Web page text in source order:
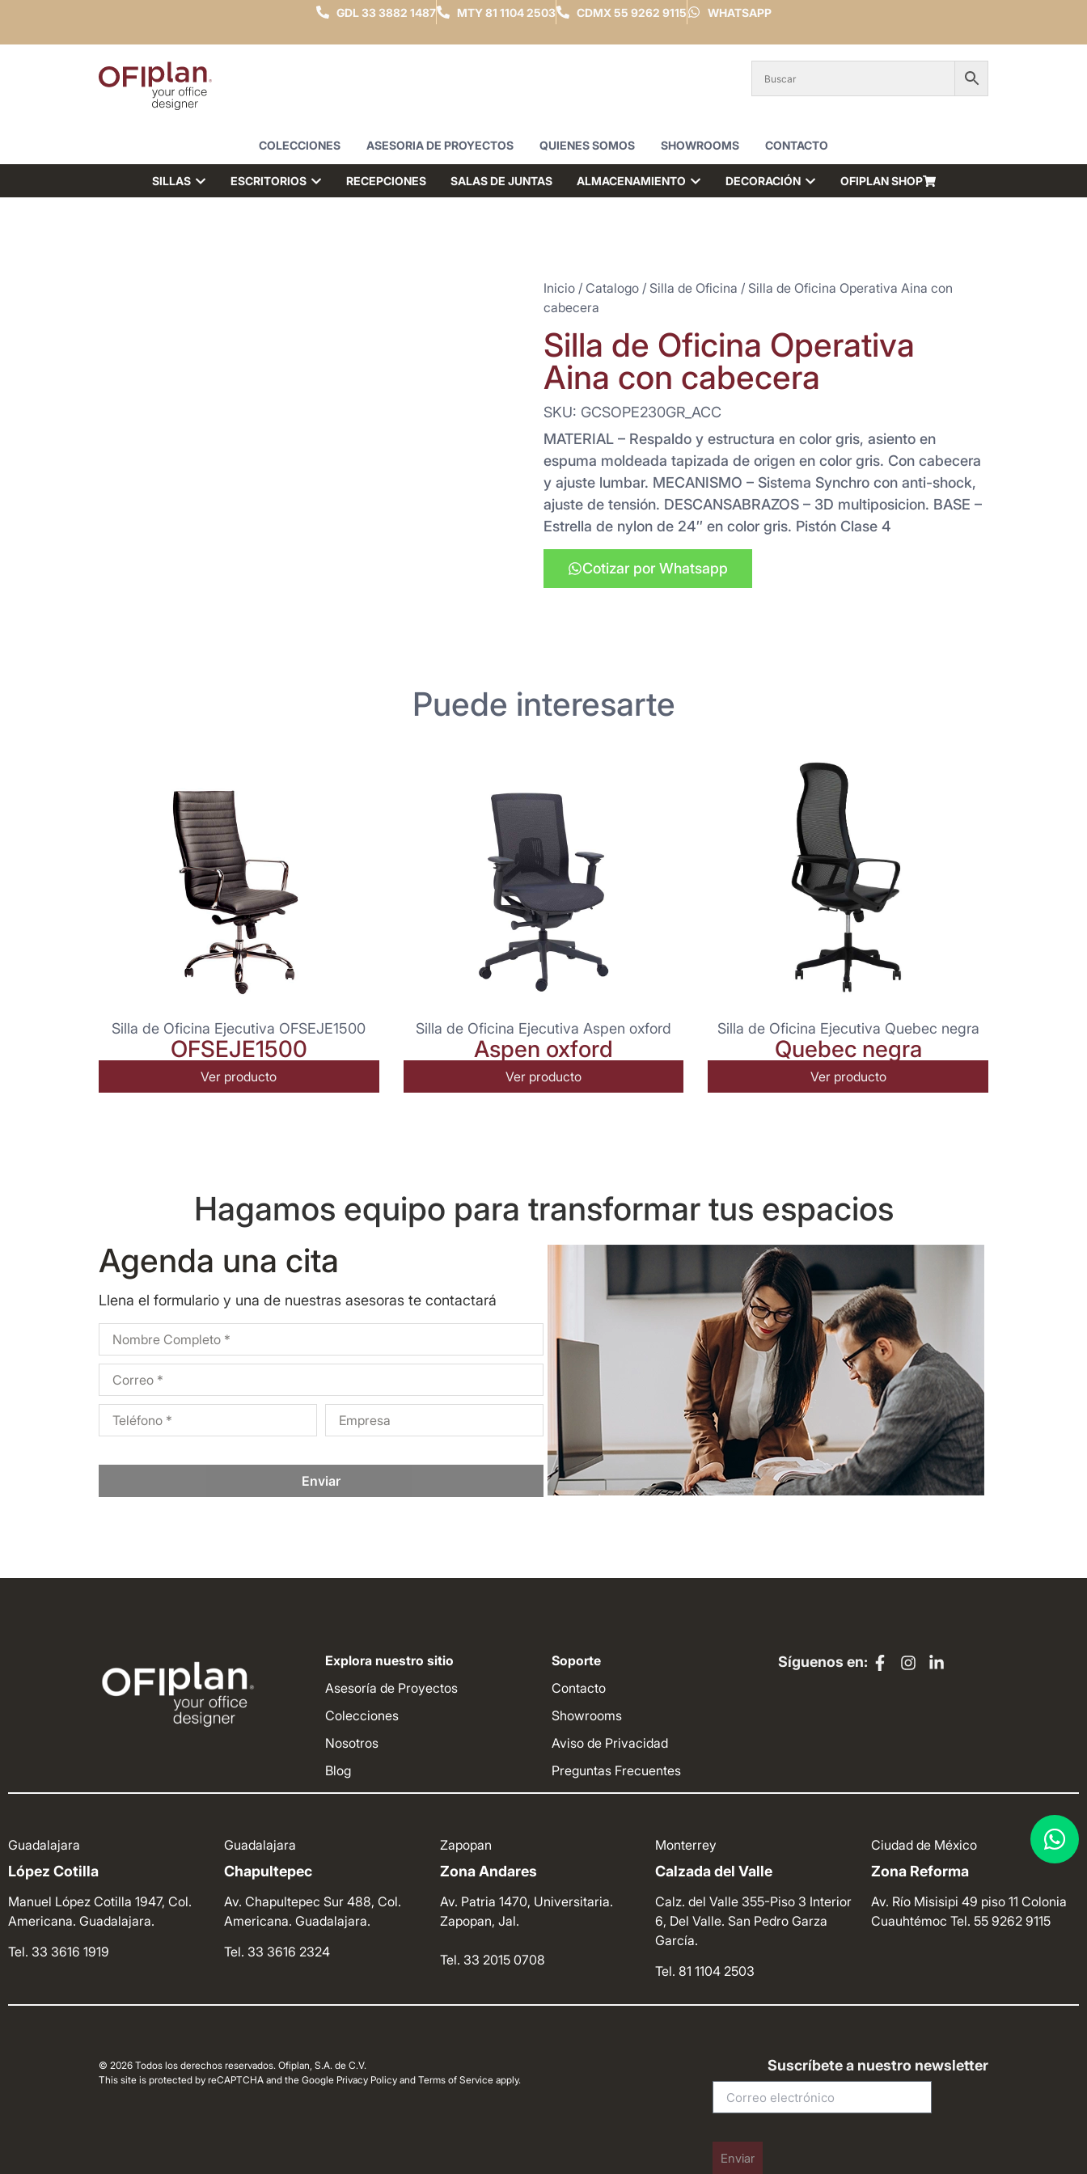
GDL33 3882 1487 MTY81 1104 2503 CDMX 55 9262 9115 WHATSAPP
COLECCIONES ASESORIA DE PROYECTOS QUIENES SOMOS SHOWROOMS CONTACTO
SILLAS ESCRITORIOS RECEPCIONES SALAS DE JUNTAS ALMACENAMIENTO DECORACIÓN OFIPLAN SHOP
Inicio / Catalogo / Silla de Oficina / Silla de Oficina Operativa Aina con
cabecera
Silla de Oficina Operativa
Aina con cabecera
SKU: GCSOPE230GR_ACC
MATERIAL – Respaldo y estructura en color gris, asiento en
espuma moldeada tapizada de origen en color gris. Con cabecera
y ajuste lumbar. MECANISMO – Sistema Synchro con anti-shock,
ajuste de tensión. DESCANSABRAZOS – 3D multiposicion. BASE –
Estrella de nylon de 24″ en color gris. Pistón Clase 4
Cotizar por Whatsapp
Puede interesarte
Silla de Oficina Ejecutiva OFSEJE1500
OFSEJE1500
Ver producto
Silla de Oficina Ejecutiva Aspen oxford
Aspen oxford
Ver producto
Silla de Oficina Ejecutiva Quebec negra
Quebec negra
Ver producto
Hagamos equipo para transformar tus espacios
Agenda una cita
Llena el formulario y una de nuestras asesoras te contactará
Enviar
Explora nuestro sitio
Asesoría de Proyectos
Colecciones
Nosotros
Blog
Soporte
Contacto
Showrooms
Aviso de Privacidad
Preguntas Frecuentes
Síguenos en:
Guadalajara
López Cotilla
Manuel López Cotilla 1947, Col.
Americana. Guadalajara.
Tel. 33 3616 1919
Guadalajara
Chapultepec
Av. Chapultepec Sur 488, Col.
Americana. Guadalajara.
Tel. 33 3616 2324
Zapopan
Zona Andares
Av. Patria 1470, Universitaria.
Zapopan, Jal.
Tel. 33 2015 0708
Monterrey
Calzada del Valle
Calz. del Valle 355-Piso 3 Interior
6, Del Valle. San Pedro Garza
García.
Tel. 81 1104 2503
Ciudad de México
Zona Reforma
Av. Río Misisipi 49 piso 11 Colonia
CuauhtémocTel. 55 9262 9115
© 2026 Todos los derechos reservados. Ofiplan, S.A. de C.V.
This site is protected by reCAPTCHA and the Google Privacy Policy and Terms of Service apply.
Suscríbete a nuestro newsletter
Enviar